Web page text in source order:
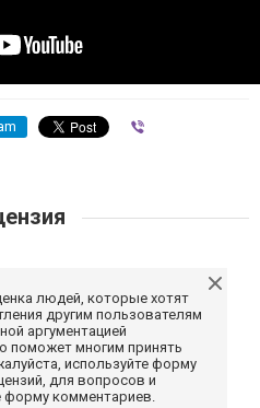
людей, которые хотят
другим пользователям
аргументацией
поможет многим принять
используйте форму
для вопросов и
форму комментариев.